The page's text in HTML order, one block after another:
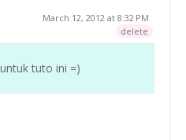
March 12, 2012 at 8:32 PM
delete
tuto ini =)